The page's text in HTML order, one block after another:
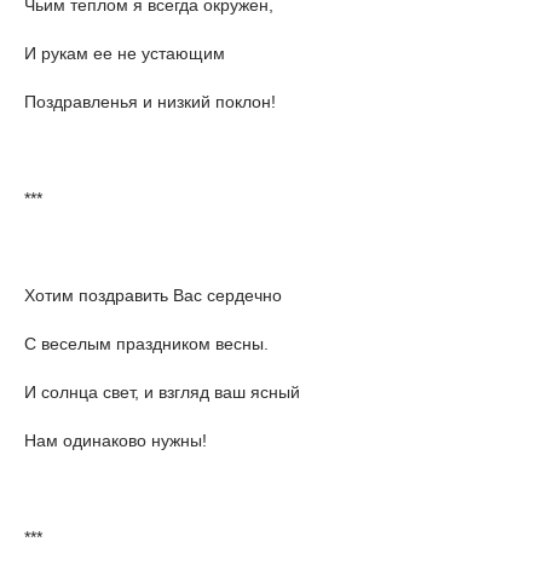
Чьим теплом я всегда окружен,
И рукам ее не устающим
Поздравленья и низкий поклон!
***
Хотим поздравить Вас сердечно
С веселым праздником весны.
И солнца свет, и взгляд ваш ясный
Нам одинаково нужны!
***